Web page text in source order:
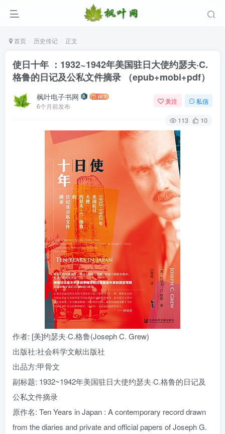
首页 历史传记 正文
使日十年 ：1932~1942年美国驻日大使约瑟夫·C.
格鲁的日记及公私文件摘录 （epub+mobi+pdf）
枫叶电子书网
6个月前发布
关注 私信
113 10
作者: [美]约瑟夫·C.格鲁(Joseph C. Grew)
出版社:社会科学文献出版社
出品方:甲骨文
副标题: 1932~1942年美国驻日大使约瑟夫·C.格鲁的日记及
公私文件摘录
原作名: Ten Years in Japan : A contemporary record drawn
from the diaries and private and official papers of Joseph G.
登录
没有账号？立即注册
用户名/手机号/邮箱
登录密码
记住登录 找回密码 免密登录
登录
社交账号登录